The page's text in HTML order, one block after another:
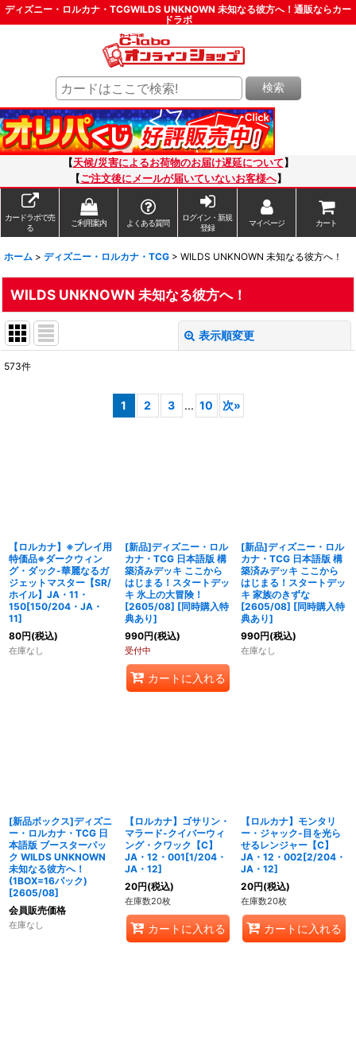
ディズニー・ロルカナ・TCGWILDS UNKNOWN 未知なる彼方へ！通販ならカー
ドラボ
検索
【天候/災害によるお荷物のお届け遅延について 】
【ご注文後にメールが届いていないお客様へ】
カードラボで売
る
ご利用案内 よくある質問
ログイン・新規
登録
マイページ カート
ホーム > ディズニー・ロルカナ・TCG > WILDS UNKNOWN 未知なる彼方へ！
WILDS UNKNOWN 未知なる彼方へ！
表示順変更
573件
1 2 3 ... 10 次»
【ロルカナ】※プレイ用
特価品※ダークウィン
グ・ダック-華麗なるガ
ジェットマスター【SR/
ホイル】JA・11・
150[150/204・JA・
11]
80円(税込)
在庫なし
[新品]ディズニー・ロル
カナ・TCG 日本語版 構
築済みデッキ ここから
はじまる！スタートデッ
キ 氷上の大冒険！
[2605/08] [同時購入特
典あり]
990円(税込)
受付中
カートに入れる
[新品]ディズニー・ロル
カナ・TCG 日本語版 構
築済みデッキ ここから
はじまる！スタートデッ
キ 家族のきずな
[2605/08] [同時購入特
典あり]
990円(税込)
在庫なし
[新品ボックス]ディズニ
ー・ロルカナ・TCG 日
本語版 ブースターパッ
ク WILDS UNKNOWN
未知なる彼方へ！
(1BOX=16パック)
[2605/08]
会員販売価格
在庫なし
【ロルカナ】ゴサリン・
マラード-クイバーウィ
ング・クワック【C】
JA・12・001[1/204・
JA・12]
20円(税込)
在庫数20枚
カートに入れる
【ロルカナ】モンタリ
ー・ジャック-目を光ら
せるレンジャー【C】
JA・12・002[2/204・
JA・12]
20円(税込)
在庫数20枚
カートに入れる